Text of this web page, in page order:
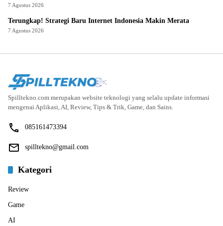
7 Agustus 2026
Terungkap! Strategi Baru Internet Indonesia Makin Merata
7 Agustus 2026
Spilltekno.com merupakan website teknologi yang selalu update informasi
mengenai Aplikasi, AI, Review, Tips & Trik, Game, dan Sains.
085161473394
spilltekno@gmail.com
Kategori
Review
Game
AI